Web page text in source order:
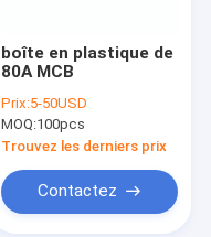
boîte en plastique de
80A MCB
Prix:5-50USD
MOQ:100pcs
Trouvez les derniers prix
Contactez